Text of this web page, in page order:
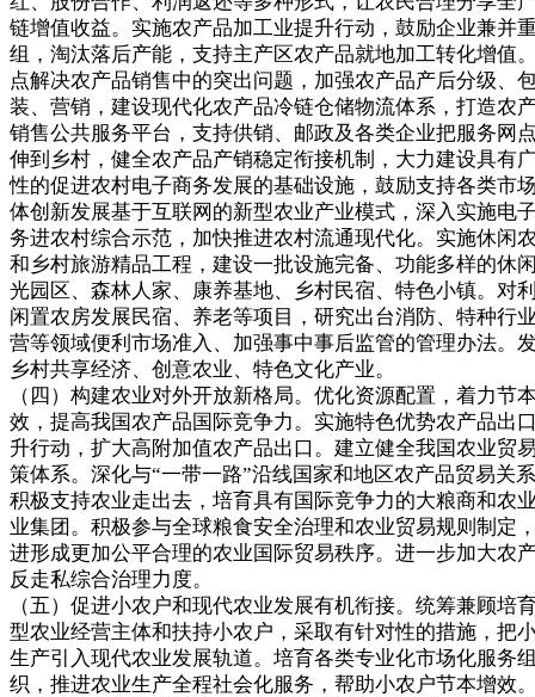
链增值收益。实施农产品加工业提升行动，鼓励企业兼并
组，淘汰落后产能，支持主产区农产品就地加工转化增值
点解决农产品销售中的突出问题，加强农产品产后分级、
装、营销，建设现代化农产品冷链仓储物流体系，打造农
销售公共服务平台，支持供销、邮政及各类企业把服务网
伸到乡村，健全农产品产销稳定衔接机制，大力建设具有
性的促进农村电子商务发展的基础设施，鼓励支持各类市
体创新发展基于互联网的新型农业产业模式，深入实施电
务进农村综合示范，加快推进农村流通现代化。实施休闲
和乡村旅游精品工程，建设一批设施完备、功能多样的休
光园区、森林人家、康养基地、乡村民宿、特色小镇。对
闲置农房发展民宿、养老等项目，研究出台消防、特种行
营等领域便利市场准入、加强事中事后监管的管理办法。
乡村共享经济、创意农业、特色文化产业。
（四）构建农业对外开放新格局。优化资源配置，着力节
效，提高我国农产品国际竞争力。实施特色优势农产品出
升行动，扩大高附加值农产品出口。建立健全我国农业贸
策体系。深化与“一带一路”沿线国家和地区农产品贸易关
积极支持农业走出去，培育具有国际竞争力的大粮商和农
业集团。积极参与全球粮食安全治理和农业贸易规则制定
进形成更加公平合理的农业国际贸易秩序。进一步加大农
反走私综合治理力度。
（五）促进小农户和现代农业发展有机衔接。统筹兼顾培
型农业经营主体和扶持小农户，采取有针对性的措施，把
生产引入现代农业发展轨道。培育各类专业化市场化服务
织，推进农业生产全程社会化服务，帮助小农户节本增效